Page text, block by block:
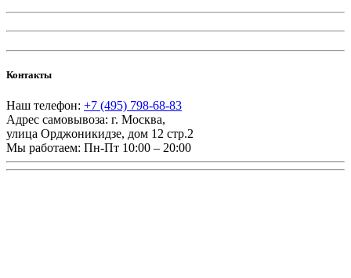
Контакты
Наш телефон: +7 (495) 798-68-83
Адрес самовывоза: г. Москва,
улица Орджоникидзе, дом 12 стр.2
Мы работаем: Пн-Пт 10:00 – 20:00